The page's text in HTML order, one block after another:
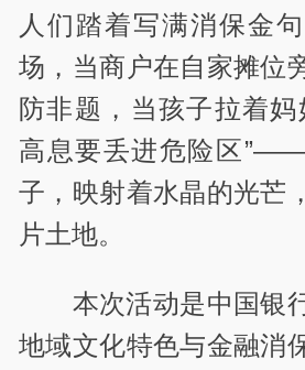
人们踏着写满消保金
场，当商户在自家摊位
防非题，当孩子拉着妈
高息要丢进危险区
子，映射着水晶的光芒
片土地。
本次活动是中国银
地域文化特色与金融消